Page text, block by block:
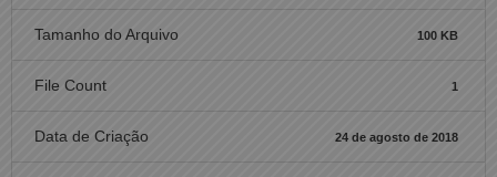
Tamanho do Arquivo 100 KB
File Count 1
Data de Criação 24 de agosto de 2018